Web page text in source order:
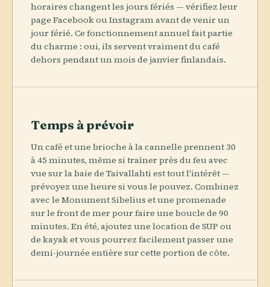
horaires changent les jours fériés — vérifiez leur
page Facebook ou Instagram avant de venir un
jour férié. Ce fonctionnement annuel fait partie
du charme : oui, ils servent vraiment du café
dehors pendant un mois de janvier finlandais.
Temps à prévoir
Un café et une brioche à la cannelle prennent 30
à 45 minutes, même si traîner près du feu avec
vue sur la baie de Taivallahti est tout l'intérêt —
prévoyez une heure si vous le pouvez. Combinez
avec le Monument Sibelius et une promenade
sur le front de mer pour faire une boucle de 90
minutes. En été, ajoutez une location de SUP ou
de kayak et vous pourrez facilement passer une
demi-journée entière sur cette portion de côte.